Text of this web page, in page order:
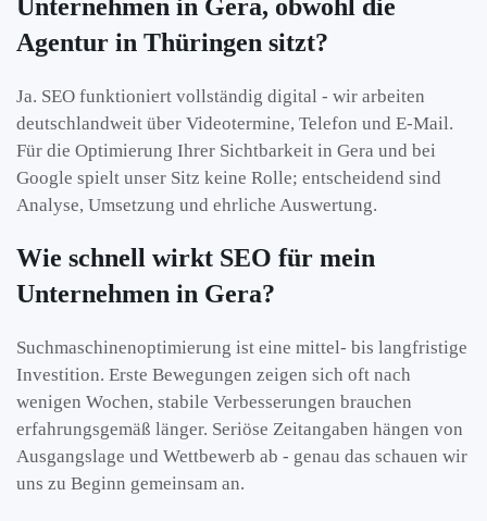
Unternehmen in Gera, obwohl die
Agentur in Thüringen sitzt?
Ja. SEO funktioniert vollständig digital - wir arbeiten
deutschlandweit über Videotermine, Telefon und E-Mail.
Für die Optimierung Ihrer Sichtbarkeit in Gera und bei
Google spielt unser Sitz keine Rolle; entscheidend sind
Analyse, Umsetzung und ehrliche Auswertung.
Wie schnell wirkt SEO für mein
Unternehmen in Gera?
Suchmaschinenoptimierung ist eine mittel- bis langfristige
Investition. Erste Bewegungen zeigen sich oft nach
wenigen Wochen, stabile Verbesserungen brauchen
erfahrungsgemäß länger. Seriöse Zeitangaben hängen von
Ausgangslage und Wettbewerb ab - genau das schauen wir
uns zu Beginn gemeinsam an.